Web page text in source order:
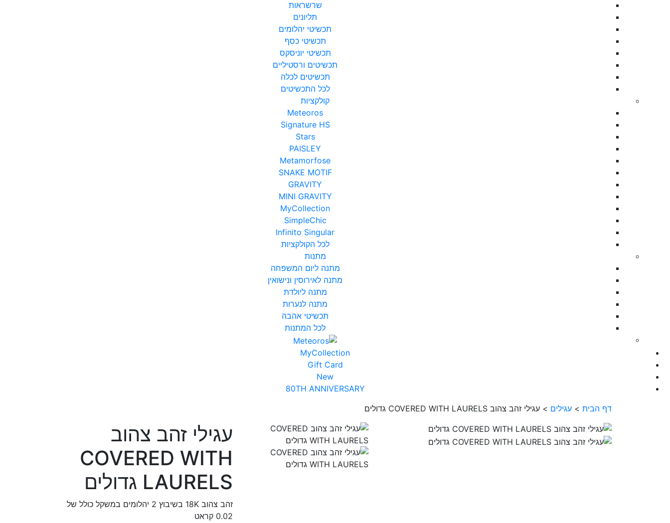
שרשראות
תליונים
תכשיטי יהלומים
תכשיטי כסף
תכשיטי יוניסקס
תכשיטים ורסטיליים
תכשיטים לכלה
לכל התכשיטים
קולקציות
Meteoros
Signature HS
Stars
PAISLEY
Metamorfose
SNAKE MOTIF
GRAVITY
MINI GRAVITY
MyCollection
SimpleChic
Infinito Singular
לכל הקולקציות
מתנות
מתנה ליום המשפחה
מתנה לאירוסין ונישואין
מתנה ליולדת
מתנה לנערות
תכשיטי אהבה
לכל המתנות
MyCollection
Gift Card
New
80TH ANNIVERSARY
דף הבית > עגילים > עגילי זהב צהוב COVERED WITH LAURELS גדולים
עגילי זהב צהוב
COVERED WITH
LAURELS גדולים
זהב צהוב 18K בשיבוץ 2 יהלומים במשקל כולל של
0.02 קראט